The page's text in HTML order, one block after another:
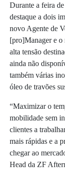
Durante a feira
destaque a dois
novo Agente de
[pro]Manager e o
alta tensão
ainda não
também várias
óleo de travões
“Maximizar o
mobilidade sem
clientes a
mais rápidas e a
chegar ao
Head da ZF